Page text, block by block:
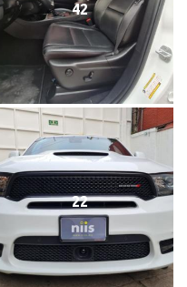
42
22